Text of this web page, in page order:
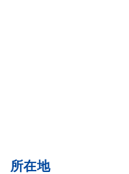
所在地